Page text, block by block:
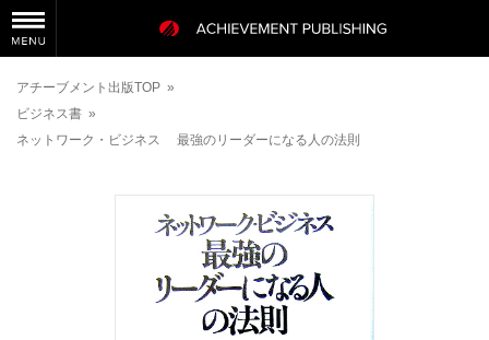
アチーブメント出版TOP »
ビジネス書 »
ネットワーク・ビジネス 最強のリーダーになる人の法則